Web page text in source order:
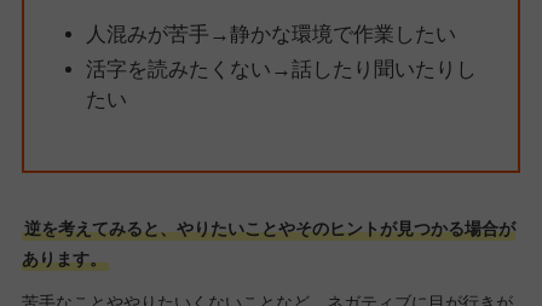
人混みが苦手→静かな環境で作業したい
活字を読みたくない→話したり聞いたりし
たい
逆を考えてみると、やりたいことやそのヒントが見つかる場合が
あります。